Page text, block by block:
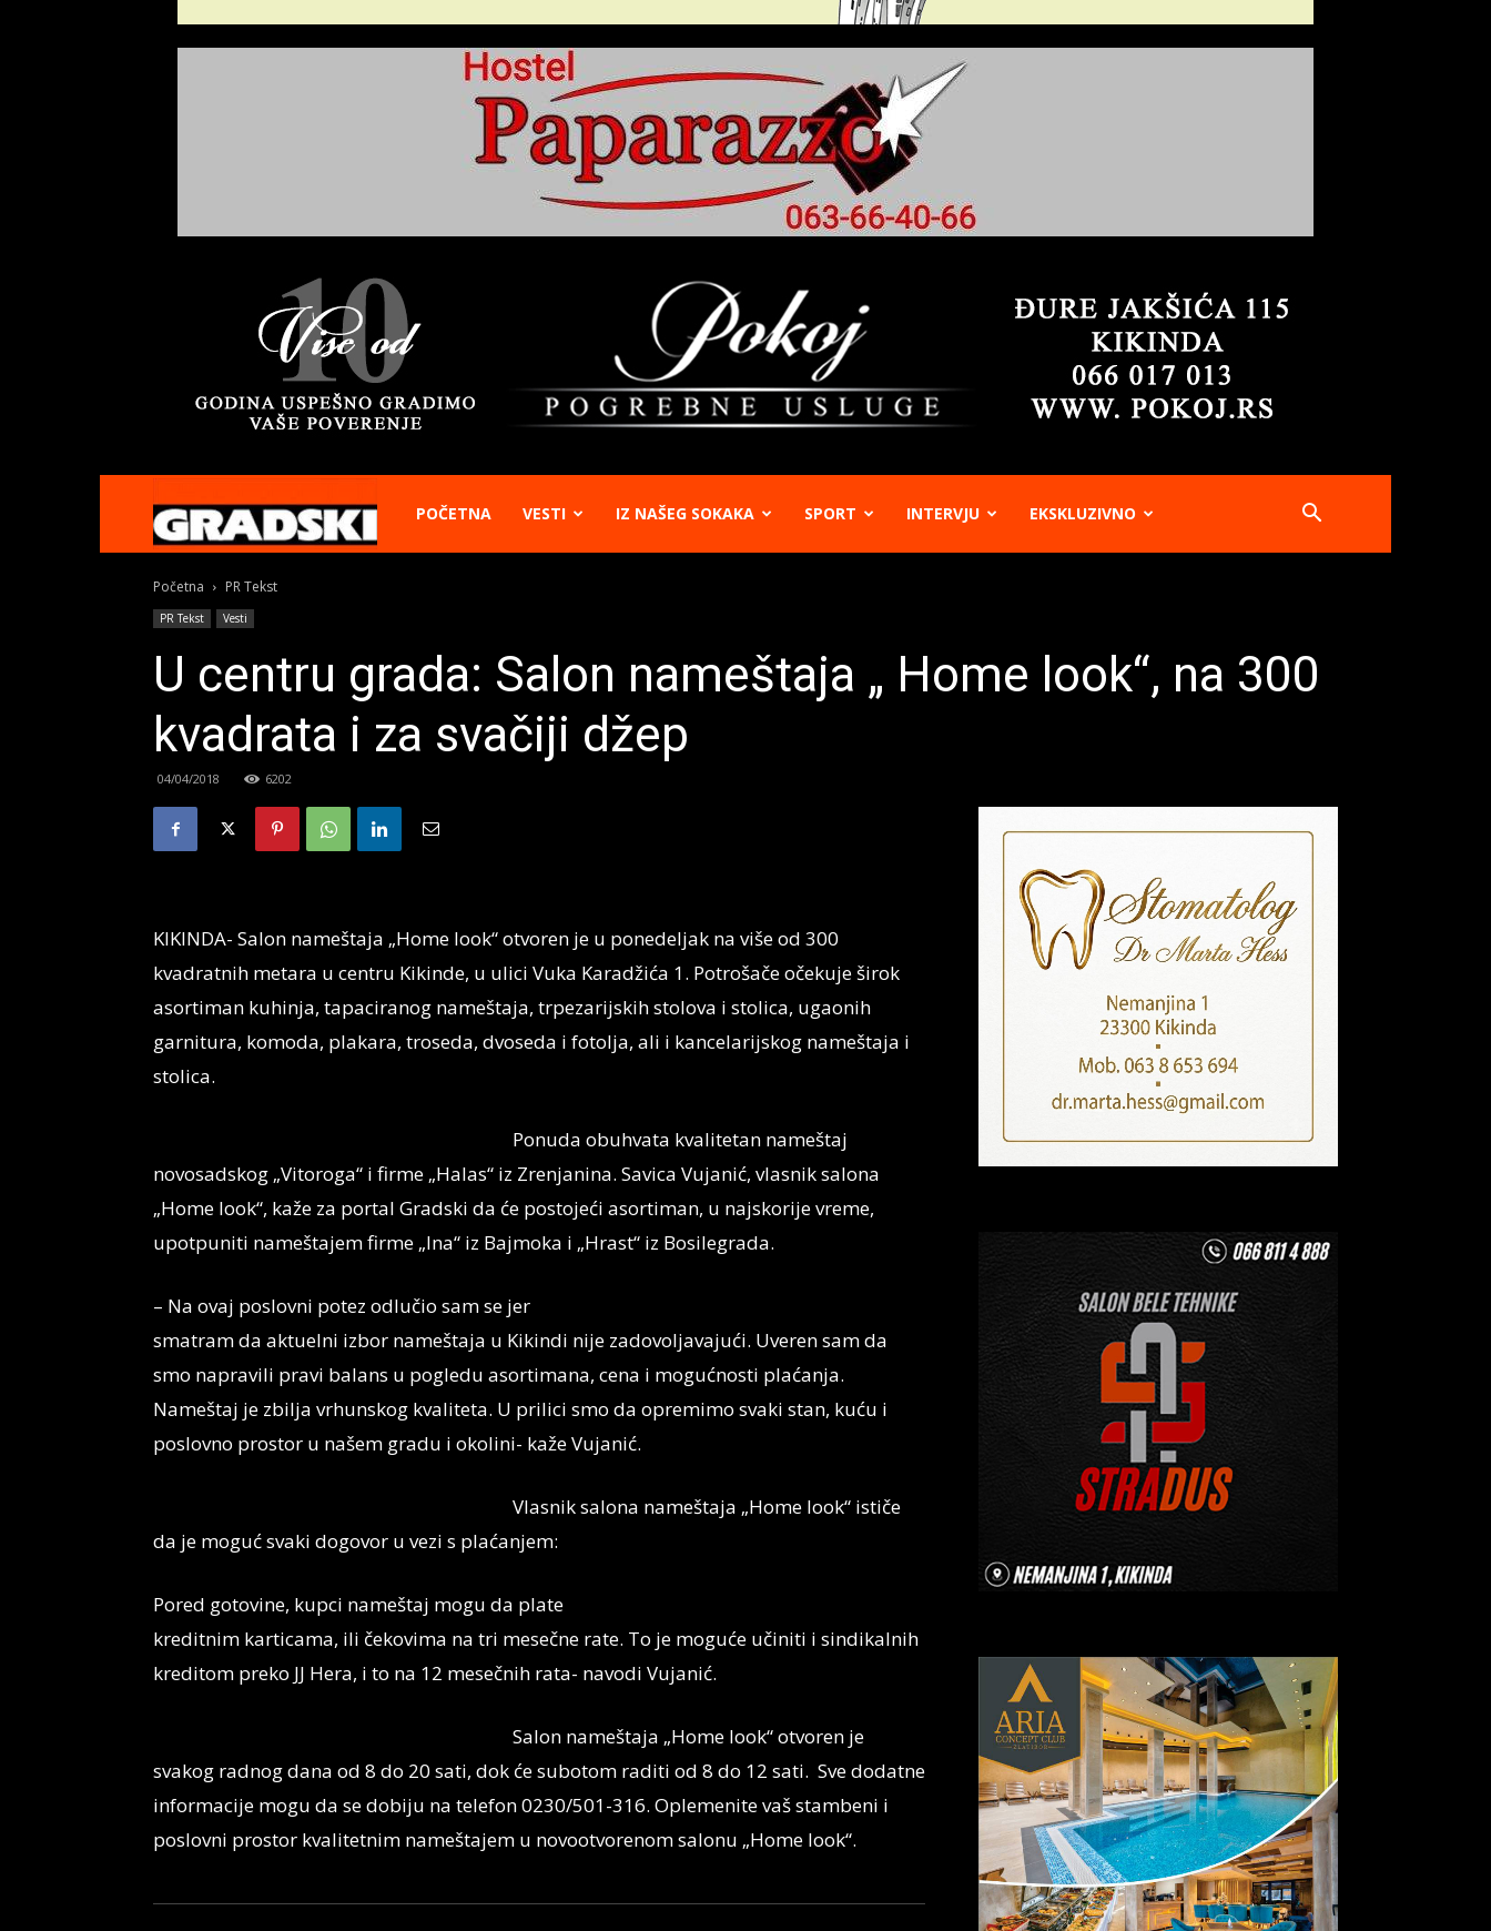
Gradski
Kikinda
POČETNA VESTI IZ NAŠEG SOKAKA SPORT INTERVJU EKSKLUZIVNO
Početna PR Tekst
PR Tekst Vesti
U centru grada: Salon nameštaja „ Home look“, na 300
kvadrata i za svačiji džep
04/04/2018 6202
KIKINDA- Salon nameštaja „Home look“ otvoren je u ponedeljak na više od 300
kvadratnih metara u centru Kikinde, u ulici Vuka Karadžića 1. Potrošače očekuje širok
asortiman kuhinja, tapaciranog nameštaja, trpezarijskih stolova i stolica, ugaonih
garnitura, komoda, plakara, troseda, dvoseda i fotolja, ali i kancelarijskog nameštaja i
stolica.
Ponuda obuhvata kvalitetan nameštaj
novosadskog „Vitoroga“ i firme „Halas“ iz Zrenjanina. Savica Vujanić, vlasnik salona
„Home look“, kaže za portal Gradski da će postojeći asortiman, u najskorije vreme,
upotpuniti nameštajem firme „Ina“ iz Bajmoka i „Hrast“ iz Bosilegrada.
– Na ovaj poslovni potez odlučio sam se jer
smatram da aktuelni izbor nameštaja u Kikindi nije zadovoljavajući. Uveren sam da
smo napravili pravi balans u pogledu asortimana, cena i mogućnosti plaćanja.
Nameštaj je zbilja vrhunskog kvaliteta. U prilici smo da opremimo svaki stan, kuću i
poslovno prostor u našem gradu i okolini- kaže Vujanić.
Vlasnik salona nameštaja „Home look“ ističe
da je moguć svaki dogovor u vezi s plaćanjem:
Pored gotovine, kupci nameštaj mogu da plate
kreditnim karticama, ili čekovima na tri mesečne rate. To je moguće učiniti i sindikalnih
kreditom preko JJ Hera, i to na 12 mesečnih rata- navodi Vujanić.
Salon nameštaja „Home look“ otvoren je
svakog radnog dana od 8 do 20 sati, dok će subotom raditi od 8 do 12 sati. Sve dodatne
informacije mogu da se dobiju na telefon 0230/501-316. Oplemenite vaš stambeni i
poslovni prostor kvalitetnim nameštajem u novootvorenom salonu „Home look“.